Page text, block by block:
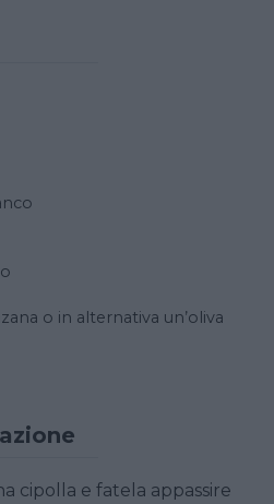
o in alternativa un’oliva
cipolla e fatela appassire